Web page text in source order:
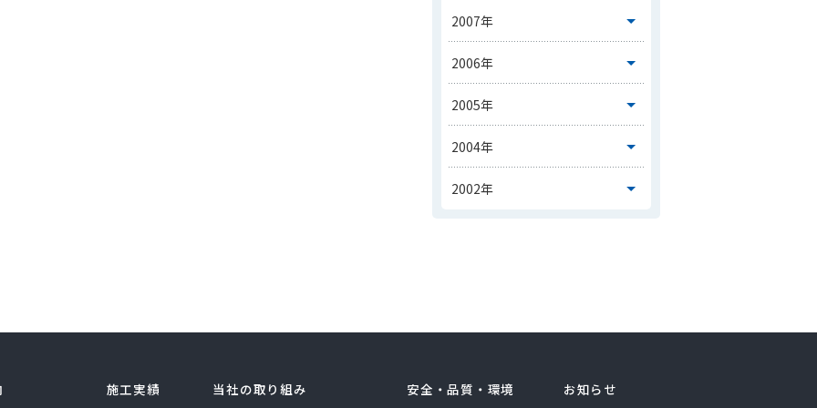
施工実績 当社の取り組み 安全・品質・環境
お知らせ